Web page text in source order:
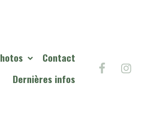
Contact
Dernières infos